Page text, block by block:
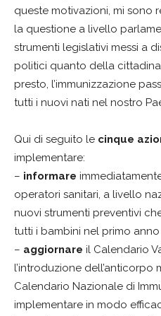
queste motivazioni, mi sono
la questione a livello
strumenti legislativi messi a
politici quanto della
presto, l’immunizzazione
tutti i nuovi nati nel nostro
Qui di seguito le cinque
implementare:
– informare
operatori sanitari, a livello
nuovi strumenti preventivi
tutti i bambini nel primo anno
– aggiornare il Calendario
l’introduzione dell’anticorpo
Calendario Nazionale di
implementare in modo